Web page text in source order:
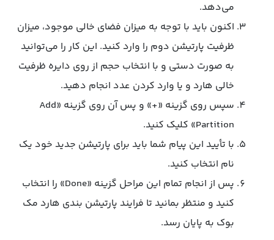
می‌دهد.
اکنون باید با توجه به میزان فضای خالی موجود، میزان
ظرفیت پارتیشن دوم را وارد کنید. این کار را می‌توانید
به صورت دستی و با انتخاب حجم از روی دایره ظرفیت
خالی هارد و یا وارد کردن عدد انجام دهید.
سپس روی گزینه «+» و پس آن روی گزینه «Add
Partition» کلیک کنید.
با تأیید این پیام شما باید برای پارتیشن جدید خود یک
نام انتخاب کنید.
پس از انجام تمام این مراحل گزینه «Done» را انتخاب
کنید و منتظر بمانید تا فرایند پارتیشن بندی هارد مک
بوک به پایان رسد.